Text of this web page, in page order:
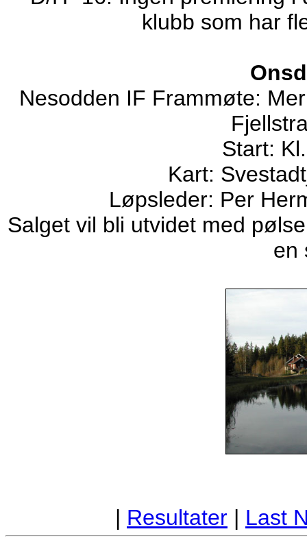
klubb som har
Nesodden IF Frammøte:
Start:
Kart:
Løpsleder: Per
Salget vil bli utvidet med
en
| Resultater | Last